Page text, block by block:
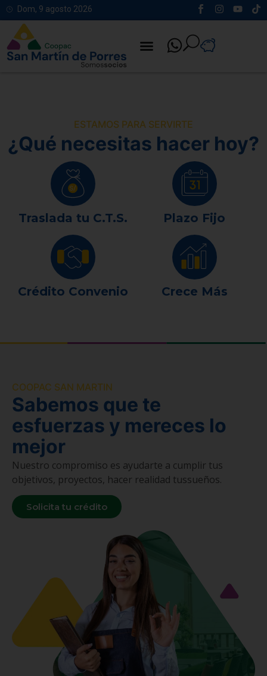
Dom, 9 agosto 2026
ESTAMOS PARA SERVIRTE
¿Qué necesitas hacer hoy?
Traslada tu C.T.S. Plazo Fijo
Crédito Convenio Crece Más
COOPAC SAN MARTIN
Sabemos que te
esfuerzas y mereces lo
mejor
Nuestro compromiso es ayudarte a cumplir tus
objetivos, proyectos, hacer realidad tussueños.
Solicita tu crédito